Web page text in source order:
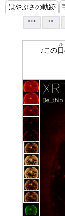
はやぶさの軌跡
<<< <<
♪この日
ひ